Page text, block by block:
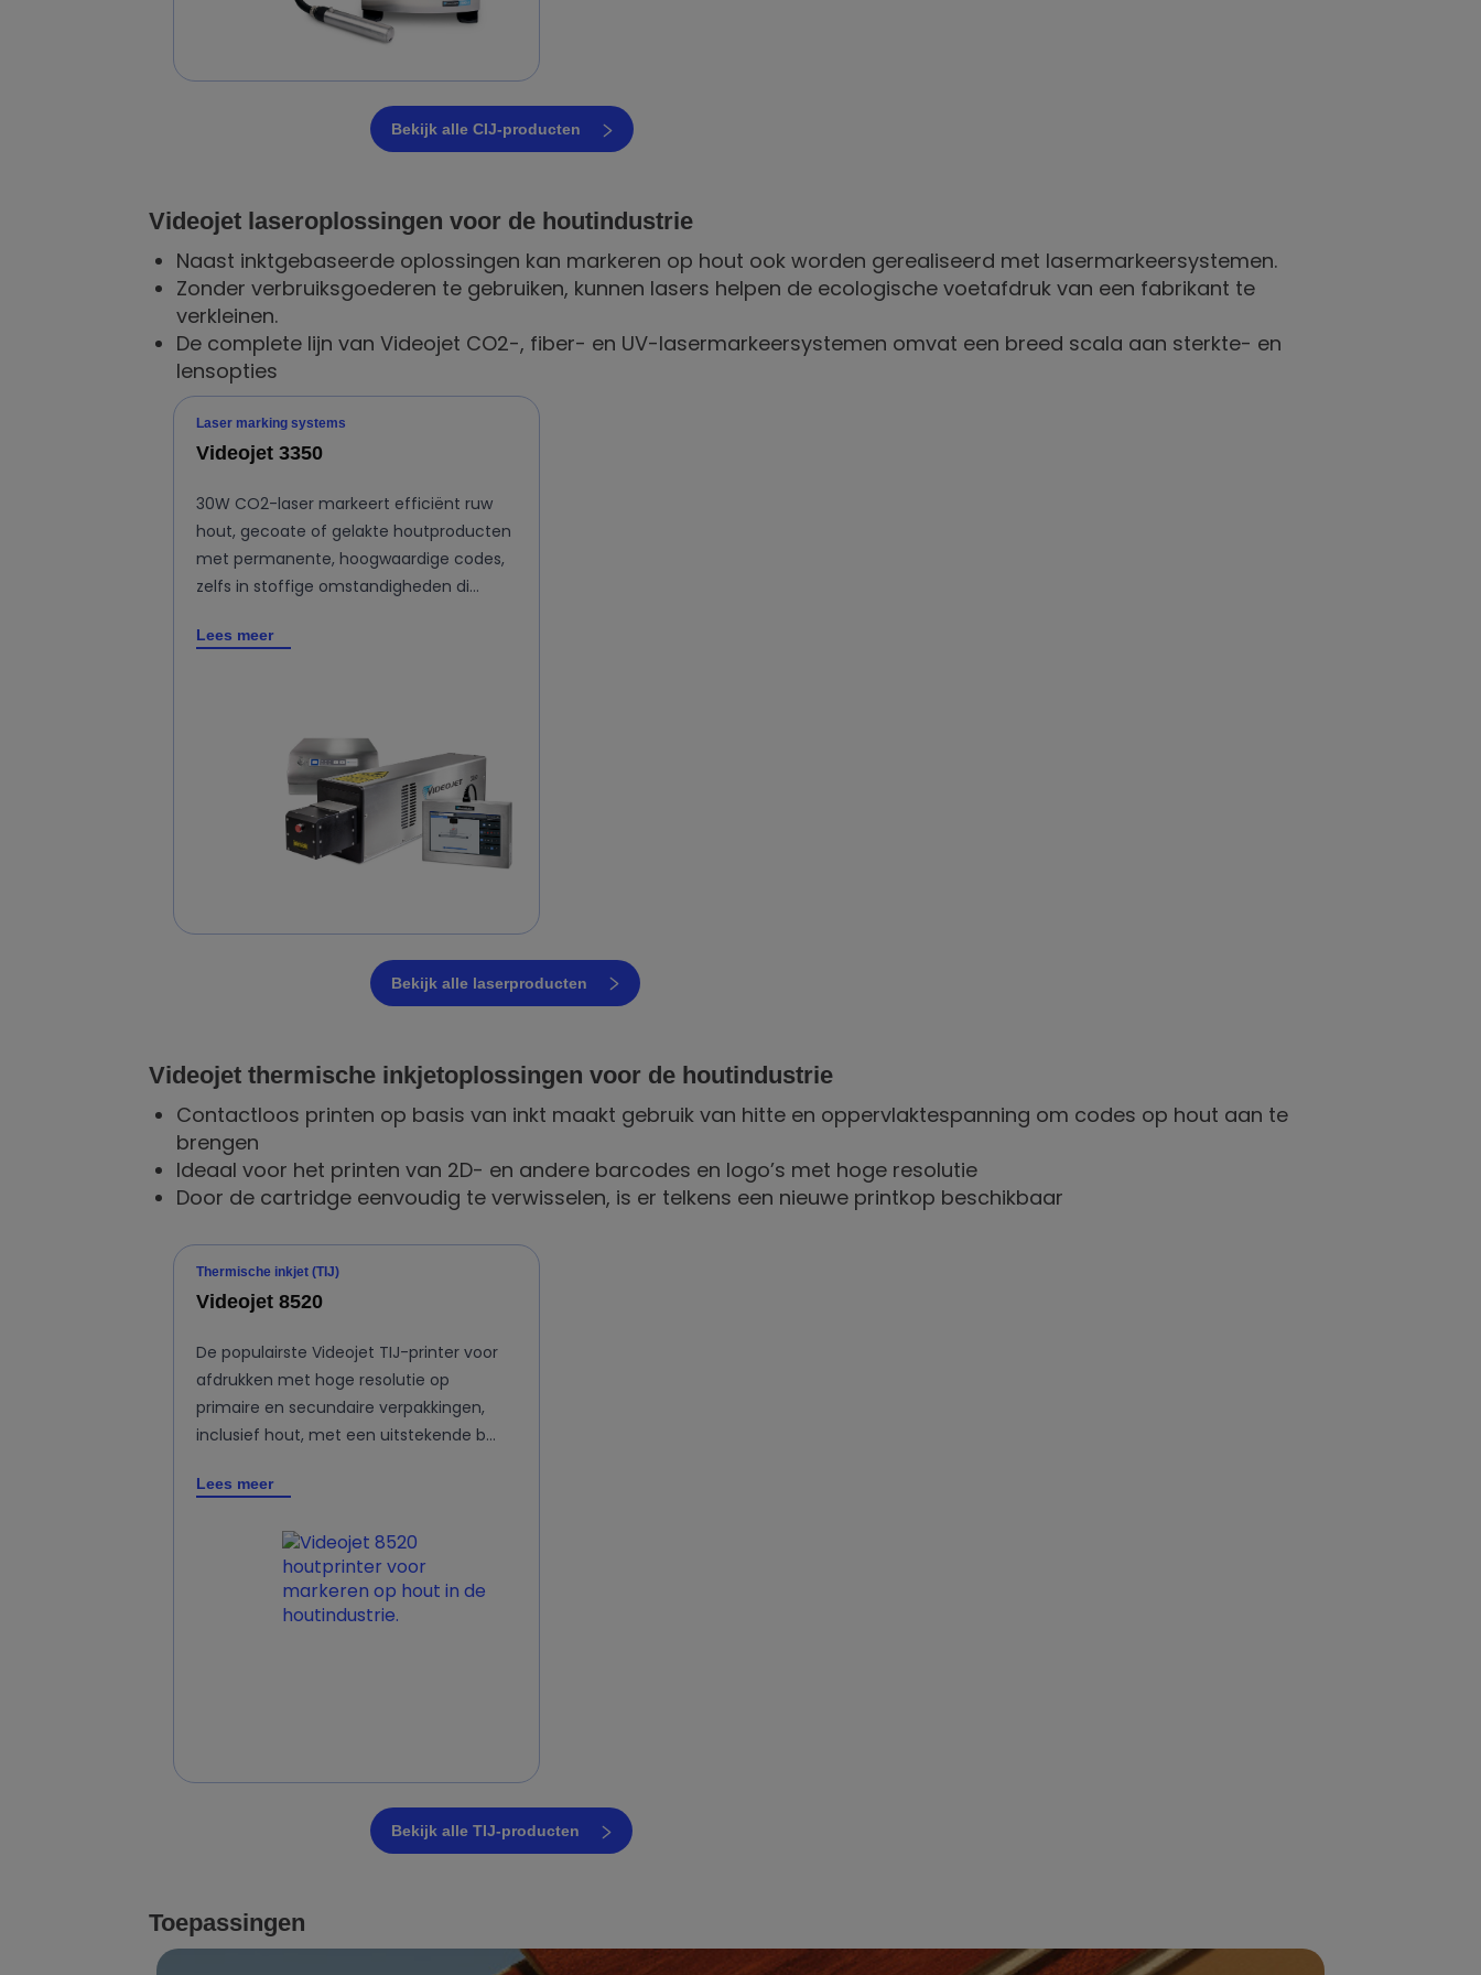
Bekijk alle CIJ-producten
Videojet laseroplossingen voor de houtindustrie
Naast inktgebaseerde oplossingen kan markeren op hout ook worden gerealiseerd met lasermarkeersystemen.
Zonder verbruiksgoederen te gebruiken, kunnen lasers helpen de ecologische voetafdruk van een fabrikant te
verkleinen.
De complete lijn van Videojet CO2-, fiber- en UV-lasermarkeersystemen omvat een breed scala aan sterkte- en
lensopties
Laser marking systems
Videojet 3350
30W CO2-laser markeert efficiënt ruw
hout, gecoate of gelakte houtproducten
met permanente, hoogwaardige codes,
zelfs in stoffige omstandigheden di…
Lees meer
Bekijk alle laserproducten
Videojet thermische inkjetoplossingen voor de houtindustrie
Contactloos printen op basis van inkt maakt gebruik van hitte en oppervlaktespanning om codes op hout aan te
brengen
Ideaal voor het printen van 2D- en andere barcodes en logo’s met hoge resolutie
Door de cartridge eenvoudig te verwisselen, is er telkens een nieuwe printkop beschikbaar
Thermische inkjet (TIJ)
Videojet 8520
De populairste Videojet TIJ-printer voor
afdrukken met hoge resolutie op
primaire en secundaire verpakkingen,
inclusief hout, met een uitstekende b…
Lees meer
Bekijk alle TIJ-producten
Toepassingen